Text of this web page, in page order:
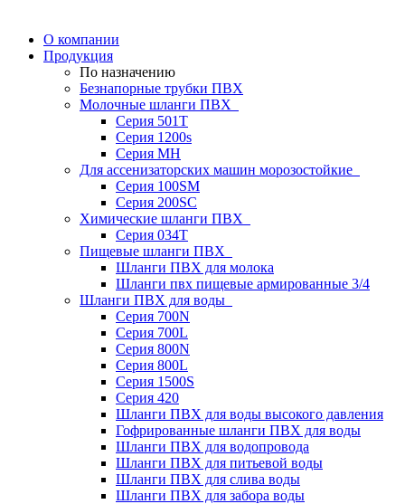
О компании
Продукция
По назначению
Безнапорные трубки ПВХ
Молочные шланги ПВХ
Серия 501T
Серия 1200s
Серия МН
Для ассенизаторских машин морозостойкие
Серия 100SM
Серия 200SС
Химические шланги ПВХ
Серия 034Т
Пищевые шланги ПВХ
Шланги ПВХ для молока
Шланги пвх пищевые армированные 3/4
Шланги ПВХ для воды
Серия 700N
Серия 700L
Серия 800N
Серия 800L
Серия 1500S
Серия 420
Шланги ПВХ для воды высокого давления
Гофрированные шланги ПВХ для воды
Шланги ПВХ для водопровода
Шланги ПВХ для питьевой воды
Шланги ПВХ для слива воды
Шланги ПВХ для забора воды